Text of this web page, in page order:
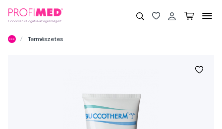
Természetes